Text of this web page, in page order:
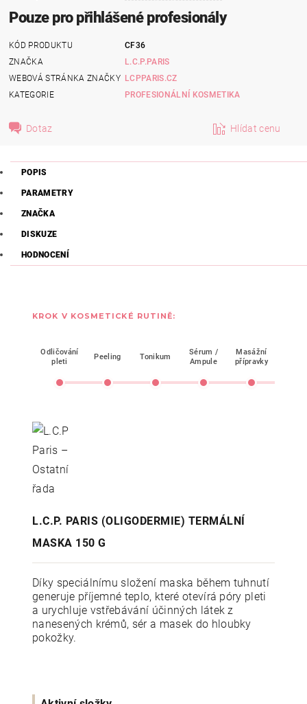
Pouze pro přihlášené profesionály
KÓD PRODUKTU
CF36
ZNAČKA
L.C.P.PARIS
WEBOVÁ STRÁNKA ZNAČKY LCPPARIS.CZ
KATEGORIE
PROFESIONÁLNÍ KOSMETIKA
Dotaz Hlídat cenu
POPIS
PARAMETRY
ZNAČKA
DISKUZE
HODNOCENÍ
KROK V KOSMETICKÉ RUTINĚ:
Odličování
pleti
Peeling Tonikum
Sérum /
Ampule
Masážní
přípravky
L.C.P. PARIS (OLIGODERMIE) TERMÁLNÍ
MASKA 150 G
Díky speciálnímu složení maska během tuhnutí
generuje příjemné teplo, které otevírá póry pleti
a urychluje vstřebávání účinných látek z
nanesených krémů, sér a masek do hloubky
pokožky.